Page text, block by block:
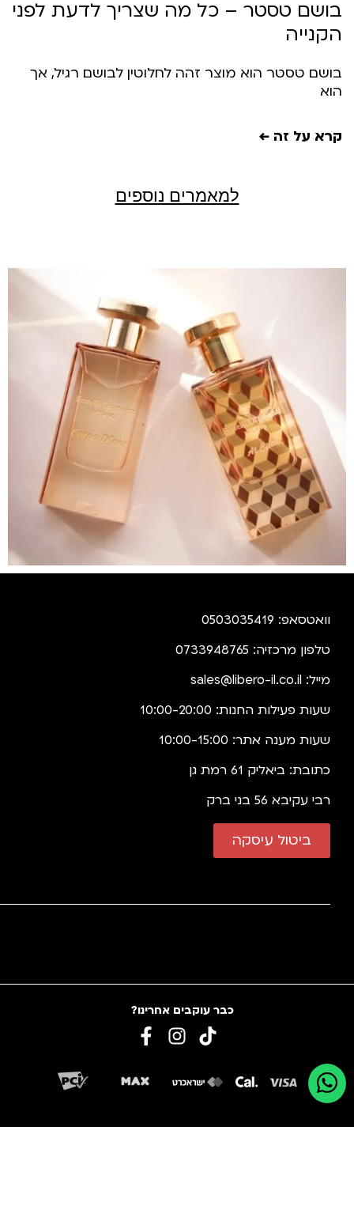
טסטר – כל מה שצריך לדעת לפני
טסטר הוא מוצר זהה לחלוטין לבושם רגיל, אך
על זה ←
למאמרים נוספים
וואטסאפ: 0503035419
טלפון מרכזיה: 0733948765
מייל:sales@libero-il.co.il
שעות פעילות החנות: 10:00-20:00
שעות מענה אתר: 10:00-15:00
כתובת: ביאליק 61 רמת גן
רבי עקיבא 56 בני ברק
ביטול עיסקה
כבר עוקבים אחרינו?